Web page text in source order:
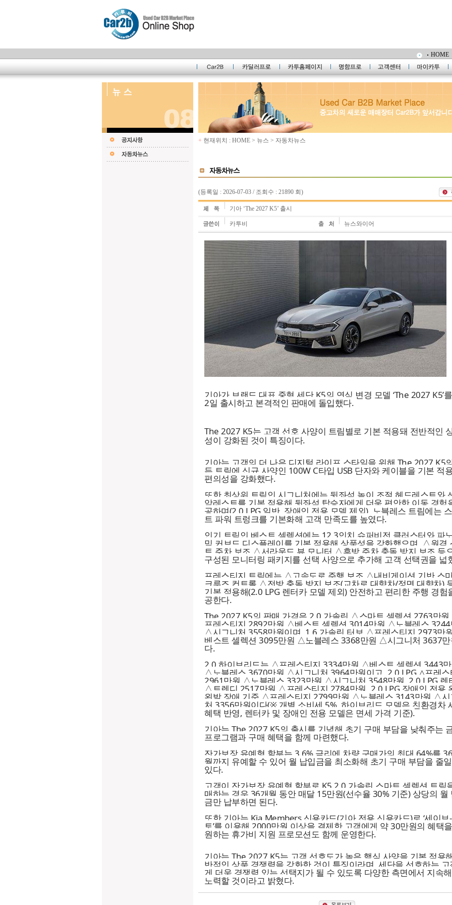
HOME
+ 현재위치 : HOME > 뉴스 > 자동차뉴스
(등록일 : 2026-07-03 / 조회수 : 21890 회)
기아 ‘The 2027 K5’ 출시
카투비 뉴스와이어
기아가 브랜드 대표 중형 세단 K5의 연식 변경 모델 ‘The 2027 K5’
2일 출시하고 본격적인 판매에 돌입했다.
The 2027 K5는 고객 선호 사양이 트림별로 기본 적용돼 전반적인
성이 강화된 것이 특징이다.
기아는 고객의 더 나은 디지털 라이프 스타일을 위해 The 2027 K5
든 트림에 신규 사양인 100W C타입 USB 단자와 케이블을 기본 적
편의성을 강화했다.
또한 최상위 트림인 시그니처에는 뒷좌석 높이 조절 헤드레스트와
암레스트를 기본 적용해 뒷좌석 탑승자에게 더욱 편안한 이동 경험
공하며(2.0 LPG 일반, 장애인 전용 모델 제외), 노블레스 트림에는
트 파워 트렁크를 기본화해 고객 만족도를 높였다.
인기 트림인 베스트 셀렉션에는 12.3인치 슈퍼비전 클러스터와 파
믹 커브드 디스플레이를 기본 적용해 상품성을 강화했으며, △원격
트 주차 보조 △서라운드 뷰 모니터 △후방 주차 충돌 방지 보조 등
구성된 모니터링 패키지를 선택 사양으로 추가해 고객 선택권을 넓
프레스티지 트림에는 △고속도로 주행 보조 △내비게이션 기반 스
크루즈 컨트롤 △전방 충돌 방지 보조(교차로 대향차/정면 대향차)
기본 적용해(2.0 LPG 렌터카 모델 제외) 안전하고 편리한 주행 경험
공한다.
The 2027 K5의 판매 가격은 2.0 가솔린 △스마트 셀렉션 2763만
프레스티지 2892만원 △베스트 셀렉션 3014만원 △노블레스 3244
△시그니처 3558만원이며, 1.6 가솔린 터보 △프레스티지 2973만
베스트 셀렉션 3095만원 △노블레스 3368만원 △시그니처 3637만
다.
2.0 하이브리드는 △프레스티지 3334만원 △베스트 셀렉션 3443
△노블레스 3670만원 △시그니처 3964만원이고, 2.0 LPG △프레스
2961만원 △노블레스 3323만원 △시그니처 3548만원, 2.0 LPG 렌
△트렌디 2517만원 △프레스티지 2784만원, 2.0 LPG 장애인 전용
왼발 장애 기준 △프레스티지 2799만원 △노블레스 3143만원 △시
처 3356만원이다(※ 개별 소비세 5%, 하이브리드 모델은 친환경차
혜택 반영, 렌터카 및 장애인 전용 모델은 면세 가격 기준).
기아는 The 2027 K5의 출시를 기념해 초기 구매 부담을 낮춰주는
프로그램과 구매 혜택을 함께 마련했다.
잔가보장 유예형 할부는 3.6% 금리에 차량 구매가의 최대 64%를
월까지 유예할 수 있어 월 납입금을 최소화해 초기 구매 부담을 줄
있다.
고객이 잔가보장 유예형 할부로 K5 2.0 가솔린 스마트 셀렉션 트림
매하는 경우 36개월 동안 매달 15만원(선수율 30% 기준) 상당의 월
금만 납부하면 된다.
또한 기아는 Kia Members 신용카드(기아 전용 신용카드)로 ‘세이브
토’를 이용해 2000만원 이상을 결제한 고객에게 약 30만원의 혜택
원하는 휴가비 지원 프로모션도 함께 운영한다.
기아는 The 2027 K5는 고객 선호도가 높은 핵심 사양을 기본 적용
반적인 상품 경쟁력을 강화한 것이 특징이라며, 세단을 선호하는 고
게 더욱 경쟁력 있는 선택지가 될 수 있도록 다양한 측면에서 지속
노력할 것이라고 밝혔다.